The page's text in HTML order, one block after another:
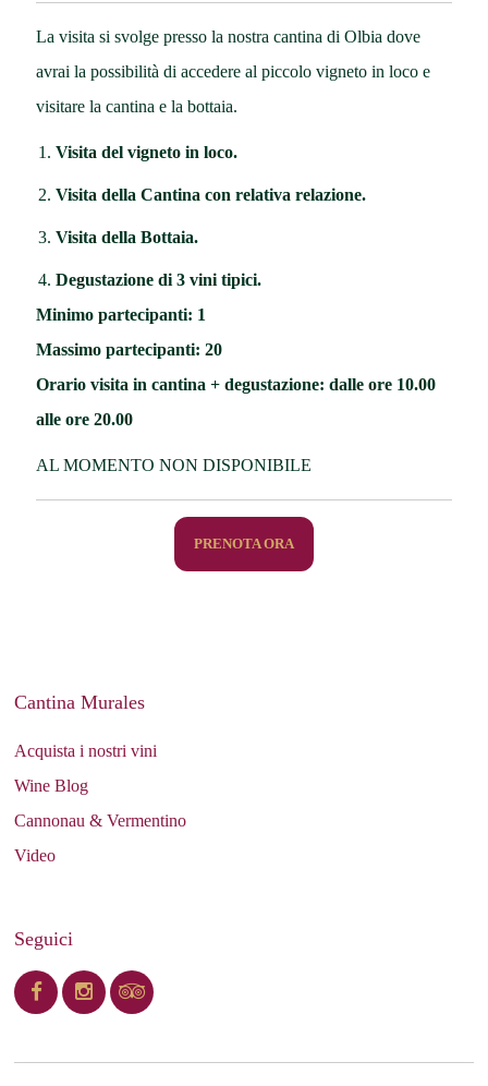
La visita si svolge presso la nostra cantina di Olbia dove
avrai la possibilità di accedere al piccolo vigneto in loco e
visitare la cantina e la bottaia.
Visita del vigneto in loco.
Visita della Cantina con relativa relazione.
Visita della Bottaia.
Degustazione di 3 vini tipici.
Minimo partecipanti: 1
Massimo partecipanti: 20
Orario visita in cantina + degustazione: dalle ore 10.00
alle ore 20.00
AL MOMENTO NON DISPONIBILE
PRENOTA ORA
Cantina Murales
Acquista i nostri vini
Wine Blog
Cannonau & Vermentino
Video
Seguici